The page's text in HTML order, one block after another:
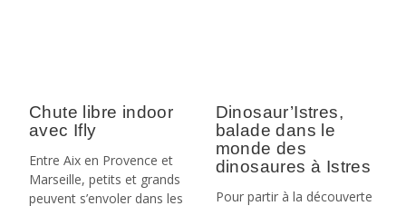
Chute libre indoor
avec Ifly
Entre Aix en Provence et
Marseille, petits et grands
peuvent s’envoler dans les
Dinosaur’Istres,
balade dans le
monde des
dinosaures à Istres
Pour partir à la découverte